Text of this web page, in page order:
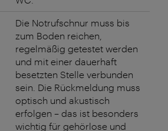
Die Notrufschnur muss bis
zum Boden reichen,
regelmäßig getestet werden
und mit einer dauerhaft
besetzten Stelle verbunden
sein. Die Rückmeldung muss
optisch und akustisch
erfolgen – das ist besonders
wichtig für gehörlose und